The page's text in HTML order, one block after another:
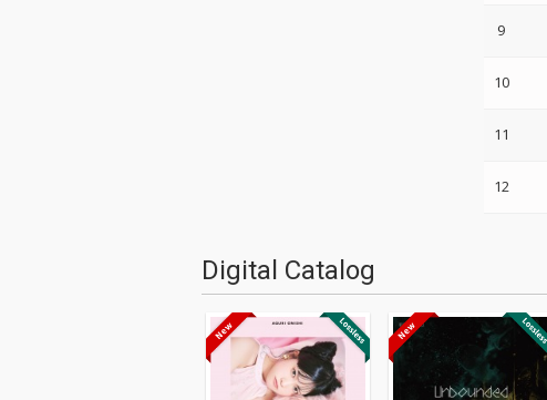
9
10
11
12
Digital Catalog